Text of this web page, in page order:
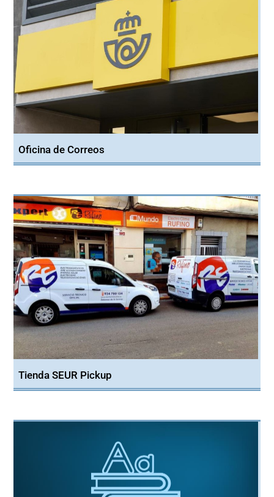
Oficina de Correos
Tienda SEUR Pickup